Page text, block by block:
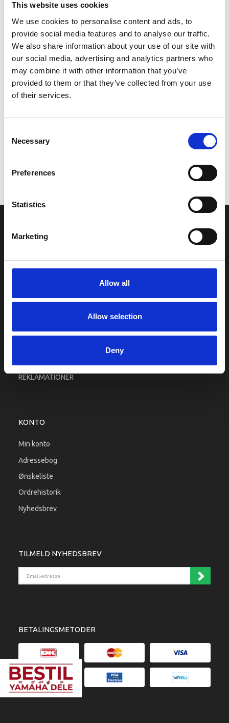
This website uses cookies
We use cookies to personalise content and ads, to
provide social media features and to analyse our traffic.
We also share information about your use of our site with
our social media, advertising and analytics partners who
may combine it with other information that you’ve
provided to them or that they’ve collected from your use
of their services.
Selection
Necessary
Preferences
Statistics
Marketing
Allow all
Allow selection
Deny
Leveringstid er 5-6 dag(e)
Model/varenr.: YU9011610171
63,28 DKK
Læg i kurv
Vi oplever i øjeblikket store og hyppige prisændringer i markedet.
Derfor kan der i enkelte tilfælde være produkter, som ikke kan
INFORMATIONER
Fragt og levering
Betingelser & Vilkår
Købsgaranti
REKLAMATIONER
KONTO
Min konto
Adressebog
Ønskeliste
Ordrehistorik
Nyhedsbrev
TILMELD NYHEDSBREV
BETALINGSMETODER